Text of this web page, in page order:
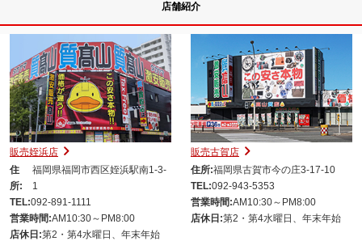
店舗紹介
販売姪浜店
住
所:
福岡県福岡市西区姪浜駅南1-3-
1
TEL:092-891-1111
営業時間:AM10:30～PM8:00
店休日:第2・第4水曜日、年末年始
販売古賀店
住所:福岡県古賀市今の庄3-17-10
TEL:092-943-5353
営業時間:AM10:30～PM8:00
店休日:第2・第4水曜日、年末年始